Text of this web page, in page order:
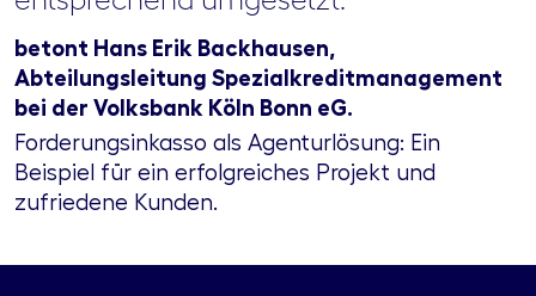
betont Hans Erik Backhausen,
Abteilungsleitung Spezialkreditmanagement
bei der Volksbank Köln Bonn eG.
Forderungsinkasso als Agenturlösung: Ein
Beispiel für ein erfolgreiches Projekt und
zufriedene Kunden.